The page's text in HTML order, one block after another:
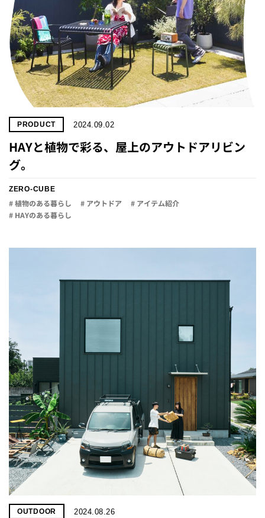
PRODUCT 2024.09.02
HAYと植物で彩る、屋上のアウトドアリビン
グ。
ZERO-CUBE
# 植物のある暮らし # アウトドア
# アイテム紹介
# HAYのある暮らし
OUTDOOR 2024.08.26